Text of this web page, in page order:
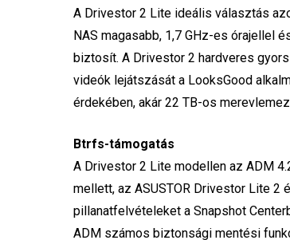
A Drivestor 2 Lite ideális választás
NAS magasabb, 1,7 GHz-es órajellel
biztosít. A Drivestor 2 hardveres
videók lejátszását a LooksGood
érdekében, akár 22 TB-os
Btrfs-támogatás
A Drivestor 2 Lite modellen az ADM
mellett, az ASUSTOR Drivestor Lite
pillanatfelvételeket a Snapshot
ADM számos biztonsági mentési